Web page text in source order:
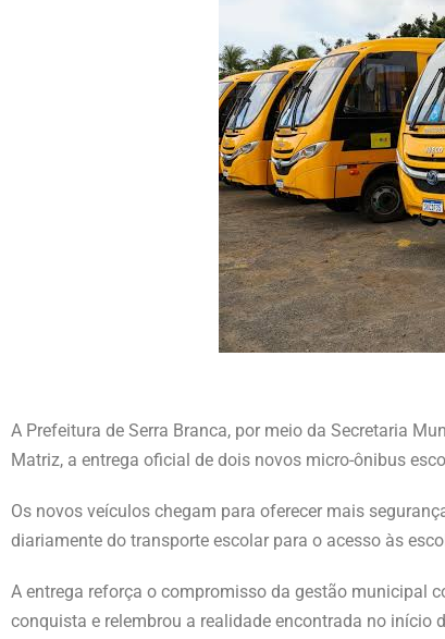
A Prefeitura de Serra Branca, por meio da Secretaria
Matriz, a entrega oficial de dois novos micro-ônibus
Os novos veículos chegam para oferecer mais
diariamente do transporte escolar para o acesso às
A entrega reforça o compromisso da gestão municipal
conquista e relembrou a realidade encontrada no início